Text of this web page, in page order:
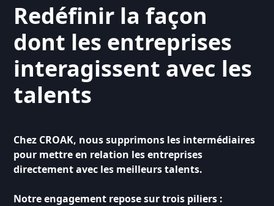
Redéfinir la façon
dont les entreprises
interagissent avec les
talents
Chez CROAK, nous supprimons les intermédiaires
pour mettre en relation les entreprises
directement avec les meilleurs talents.
Notre engagement repose sur trois piliers :